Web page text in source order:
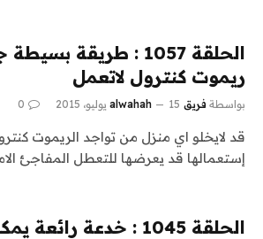
الحلقة 1057 : طريقة
ريموت كنترول لاتعمل
بواسطة فريق alwahah 15 يوليو، 2015 0
قد لايخلو اي منزل من تواجد الريموت
إستعمالها قد يعرضها للتعطل المفاجئ
الحلقة 1045 : خدعة